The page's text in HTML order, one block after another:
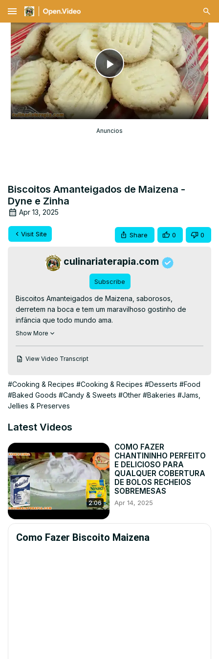
menu
Play
Video
Anuncios
Biscoitos Amanteigados de Maizena -
Dyne e Zinha
Apr 13, 2025
Visit Site Share 0 0
culinariaterapia.com
Subscribe
Biscoitos Amanteigados de Maizena, saborosos,
derretem na boca e tem um maravilhoso gostinho de
infância que todo mundo ama.
COPIAR A RECEITA👉
#biscoitocaseiro #biscoitosamanteigados
#CulinariaTerapia
Show More
View Video Transcript
#Cooking & Recipes #Cooking & Recipes #Desserts #Food
#Baked Goods #Candy & Sweets #Other #Bakeries #Jams,
Jellies & Preserves
Latest Videos
2:06
COMO FAZER
CHANTININHO PERFEITO
E DELICIOSO PARA
QUALQUER COBERTURA
DE BOLOS RECHEIOS
SOBREMESAS
Apr 14, 2025
Como Fazer Biscoito Maizena